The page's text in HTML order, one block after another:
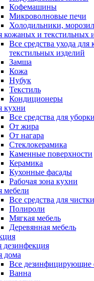
Кофемашины
Микроволновые печи
Холодильники,
кожаных и текстильных
Все средства ухода
текстильных изделий
Замша
Кожа
Нубук
Текстиль
Кондиционеры
кухни
Все средства для
От жира
От нагара
Стеклокерамика
Каменные поверхности
Керамика
Кухонные фасады
Рабочая зона кухни
мебели
Все средства для
Полироли
Мягкая мебель
Деревянная мебель
дезинфекция
дома
Все дезинфицирующие
Ванна